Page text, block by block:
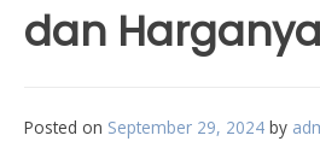
dan Harganya
Posted on September 29, 2024 by